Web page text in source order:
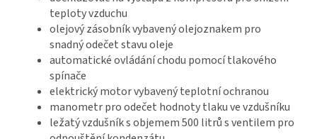
teploty vzduchu
olejový zásobník vybavený olejoznakem pro
snadný odečet stavu oleje
automatické ovládání chodu pomocí tlakového
spínače
elektrický motor vybavený teplotní ochranou
manometr pro odečet hodnoty tlaku ve vzdušníku
ležatý vzdušník s objemem 500 litrů s ventilem pro